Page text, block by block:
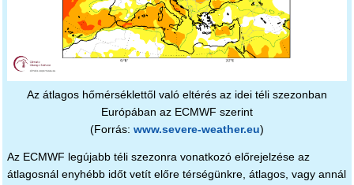
Az átlagos hőmérséklettől való eltérés az idei téli szezonban
Európában az ECMWF szerint
(Forrás: www.severe-weather.eu)
Az ECMWF legújabb téli szezonra vonatkozó előrejelzése az
átlagosnál enyhébb időt vetít előre térségünkre, átlagos, vagy annál